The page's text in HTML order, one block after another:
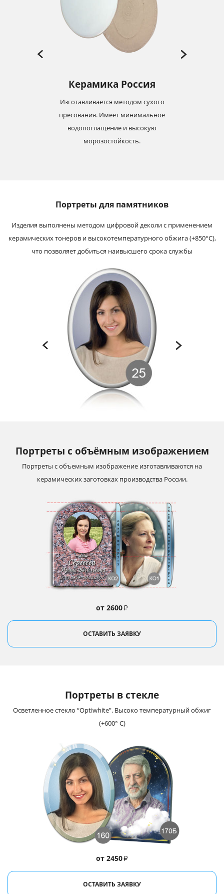
Керамика Россия
Изготавливается методом сухого
пресования. Имеет минимальное
водопоглащение и высокую
морозостойкость.
Портреты для памятников
Изделия выполнены методом цифровой деколи с применением
керамических тонеров и высокотемпературного обжига (+850°С),
что позволяет добиться наивысшего срока службы
Портреты с объёмным изображением
от 2600₽
Портреты с объемным изображение изготавливаются на
керамических заготовках производства России.
ОСТАВИТЬ ЗАЯВКУ
Портреты в стекле
от 2450₽
Осветленное стекло “Optiwhite”. Высоко температурный обжиг
(+600° С)
ОСТАВИТЬ ЗАЯВКУ